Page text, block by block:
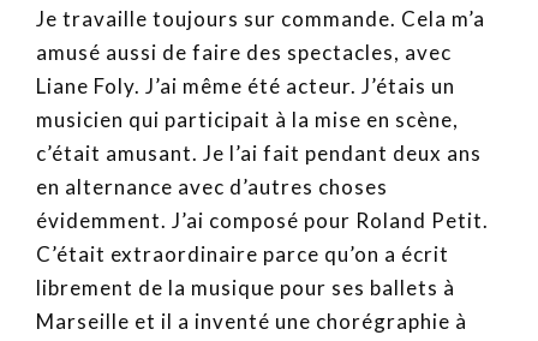
Je travaille toujours sur commande. Cela m’a
amusé aussi de faire des spectacles, avec
Liane Foly. J’ai même été acteur. J’étais un
musicien qui participait à la mise en scène,
c’était amusant. Je l’ai fait pendant deux ans
en alternance avec d’autres choses
évidemment. J’ai composé pour Roland Petit.
C’était extraordinaire parce qu’on a écrit
librement de la musique pour ses ballets à
Marseille et il a inventé une chorégraphie à